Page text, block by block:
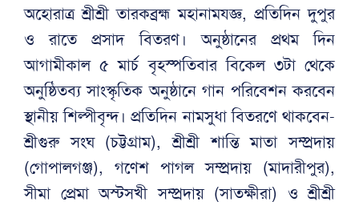
অহোরাত্র শ্রীশ্রী তারকব্রহ্ম মহানামযজ্ঞ, প্রতিদিন দুপুর
ও রাতে প্রসাদ বিতরণ। অনুষ্ঠানের প্রথম দিন
আগামীকাল ৫ মার্চ বৃহস্পতিবার বিকেল ৩টা থেকে
অনুষ্ঠিতব্য সাংস্কৃতিক অনুষ্ঠানে গান পরিবেশন করবেন
স্থানীয় শিল্পীবৃন্দ। প্রতিদিন নামসুধা বিতরণে থাকবেন-
শ্রীগুরু সংঘ (চট্টগ্রাম), শ্রীশ্রী শান্তি মাতা সম্প্রদায়
(গোপালগঞ্জ), গণেশ পাগল সম্প্রদায় (মাদারীপুর),
সীমা প্রেমা অস্টসখী সম্প্রদায় (সাতক্ষীরা) ও শ্রীশ্রী